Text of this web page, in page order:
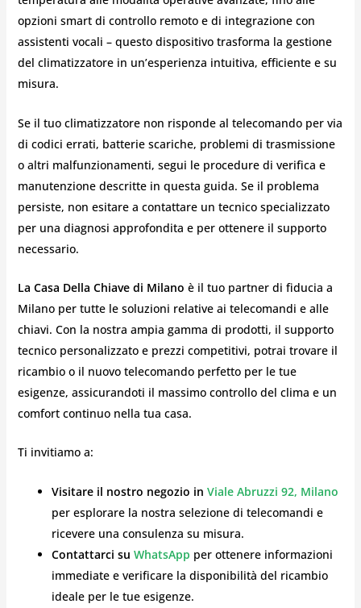
opzioni smart di controllo remoto e di integrazione con
assistenti vocali – questo dispositivo trasforma la gestione
del climatizzatore in un’esperienza intuitiva, efficiente e su
misura.
Se il tuo climatizzatore non risponde al telecomando per via
di codici errati, batterie scariche, problemi di trasmissione
o altri malfunzionamenti, segui le procedure di verifica e
manutenzione descritte in questa guida. Se il problema
persiste, non esitare a contattare un tecnico specializzato
per una diagnosi approfondita e per ottenere il supporto
necessario.
La Casa Della Chiave di Milano è il tuo partner di fiducia a
Milano per tutte le soluzioni relative ai telecomandi e alle
chiavi. Con la nostra ampia gamma di prodotti, il supporto
tecnico personalizzato e prezzi competitivi, potrai trovare il
ricambio o il nuovo telecomando perfetto per le tue
esigenze, assicurandoti il massimo controllo del clima e un
comfort continuo nella tua casa.
Ti invitiamo a:
Visitare il nostro negozio in Viale Abruzzi 92, Milano
per esplorare la nostra selezione di telecomandi e
ricevere una consulenza su misura.
Contattarci su WhatsApp per ottenere informazioni
immediate e verificare la disponibilità del ricambio
ideale per le tue esigenze.